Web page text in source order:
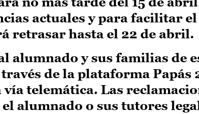
actuales y para facilitar
retrasar hasta el 22 de abril.
alumnado y sus familias de
de la plataforma Papás
telemática. Las
alumnado o sus tutores